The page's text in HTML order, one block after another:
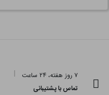
۷ روز هفته، ۲۴ ساعت
تماس با پشتیبانی